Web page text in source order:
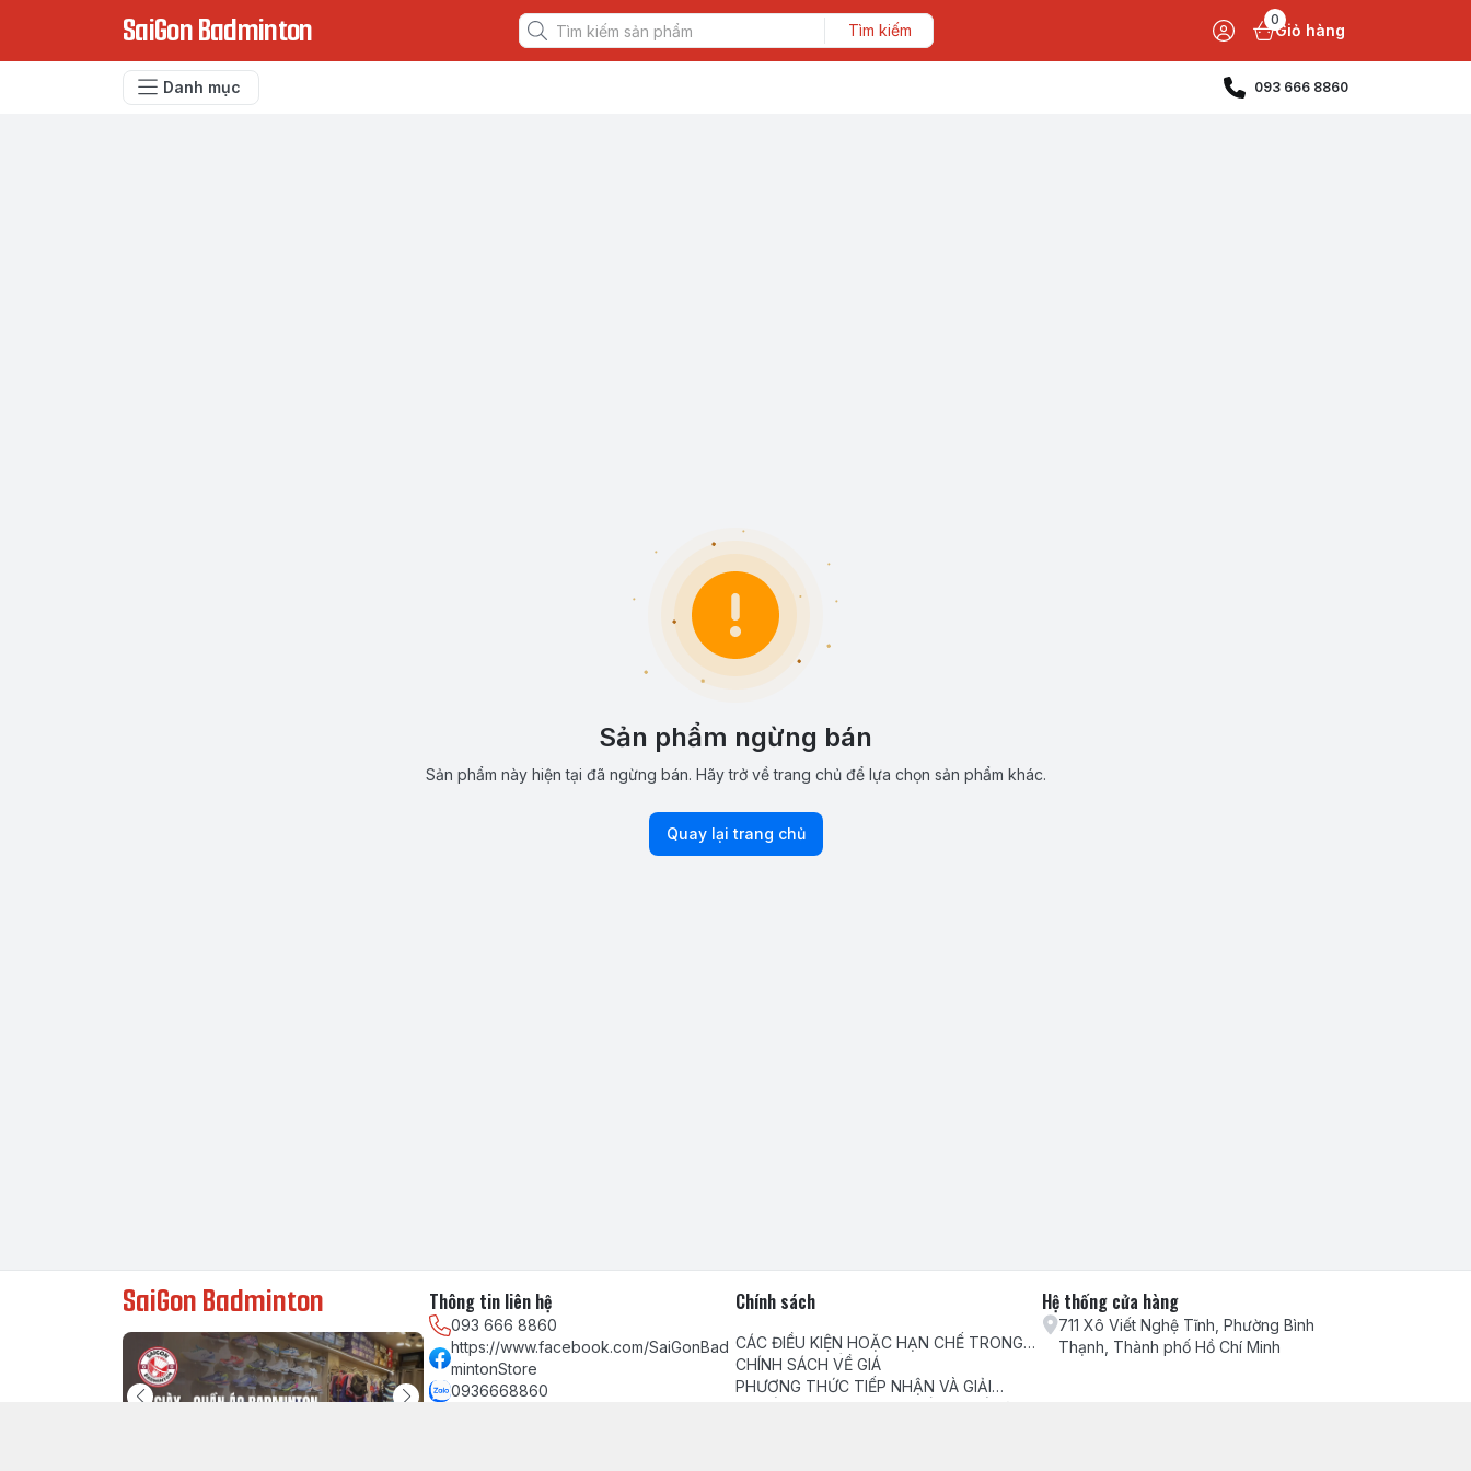
SaiGon Badminton Tìm kiếm
0
Giỏ hàng
Danh mục 093 666 8860
Sản phẩm ngừng bán
Sản phẩm này hiện tại đã ngừng bán. Hãy trở về trang chủ để lựa chọn sản phẩm khác.
Quay lại trang chủ
SaiGon Badminton Thông tin liên hệ
093 666 8860
https://www.facebook.com/SaiGonBad
mintonStore
0936668860
Chính sách
CÁC ĐIỀU KIỆN HOẶC HẠN CHẾ TRONG
VIỆC CUNG CẤP HÀNG HÓA, DỊCH VỤ
CHÍNH SÁCH VỀ GIÁ
PHƯƠNG THỨC TIẾP NHẬN VÀ GIẢI
Hệ thống cửa hàng
711 Xô Viết Nghệ Tĩnh, Phường Bình
Thạnh, Thành phố Hồ Chí Minh